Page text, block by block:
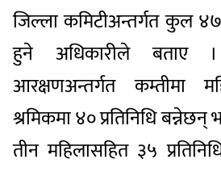
जिल्ला कमिटीअन्तर्गत कुल ४७
हुने अधिकारीले बताए
आरक्षणअन्तर्गत कम्तीमा
श्रमिकमा ४० प्रतिनिधि बन्नेछन्
तीन महिलासहित ३५